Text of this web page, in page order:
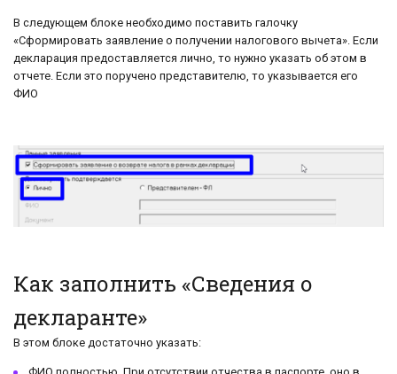
В следующем блоке необходимо поставить галочку
«Сформировать заявление о получении налогового вычета». Если
декларация предоставляется лично, то нужно указать об этом в
отчете. Если это поручено представителю, то указывается его
ФИО
Как заполнить «Сведения о
декларанте»
В этом блоке достаточно указать: